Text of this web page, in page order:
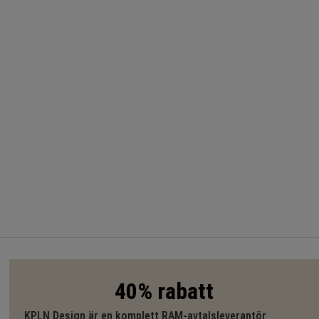
40% rabatt
KPLN Design är en komplett RAM-avtalsleverantör